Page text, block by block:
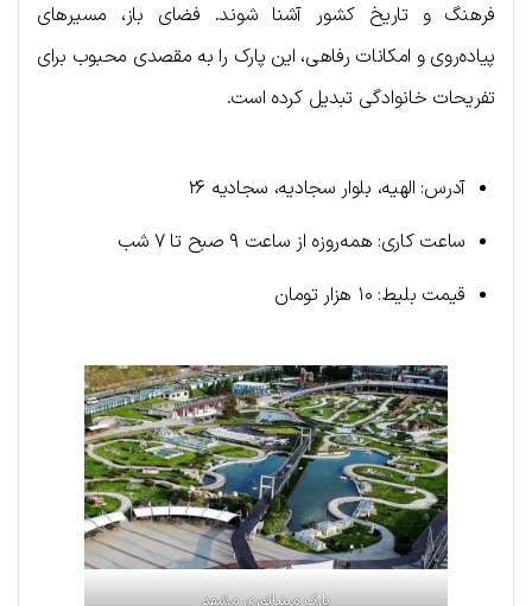
فرهنگ و تاریخ کشور آشنا شوند. فضای باز، مسیرهای
پیاده‌روی و امکانات رفاهی، این پارک را به مقصدی محبوب برای
تفریحات خانوادگی تبدیل کرده است.
آدرس: الهیه، بلوار سجادیه، سجادیه ۲۶
ساعت کاری: همه‌روزه از ساعت ۹ صبح تا ۷ شب
قیمت بلیط: ۱۰ هزار تومان